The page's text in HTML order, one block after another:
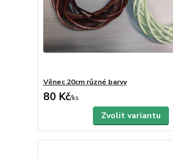
Věnec 20cm různé barvy
80 Kč/ks
Zvolit variantu